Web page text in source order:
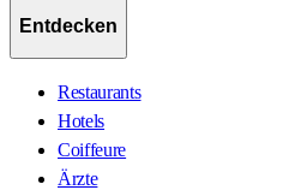
Entdecken
Restaurants
Hotels
Coiffeure
Ärzte